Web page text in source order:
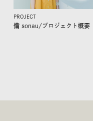
PROJECT
備 sonau/プロジェクト概要